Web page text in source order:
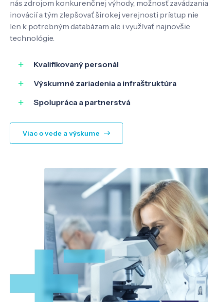
Know-how
O nás
EN
nás zdrojom konkurenčnej výhody, možnosť zavádzania
inovácií a tým zlepšovať širokej verejnosti prístup nie
len k potrebným databázam ale i využívať najnovšie
technológie.
Kvalifikovaný personál
Výskumné zariadenia a infraštruktúra
Spolupráca a partnerstvá
Viac o vede a výskume